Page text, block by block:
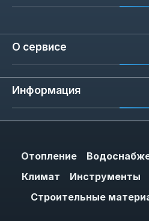
О сервисе
Информация
Отопление
Климат
Инструменты
Строительные